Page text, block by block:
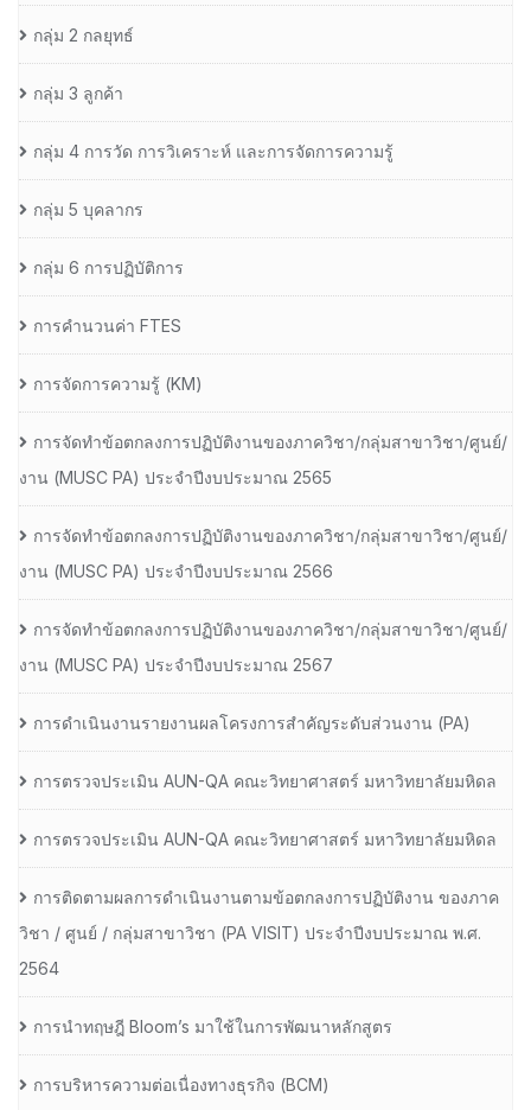
กลุ่ม 2 กลยุทธ์
กลุ่ม 3 ลูกค้า
กลุ่ม 4 การวัด การวิเคราะห์ และการจัดการความรู้
กลุ่ม 5 บุคลากร
กลุ่ม 6 การปฏิบัติการ
การคำนวนค่า FTES
การจัดการความรู้ (KM)
การจัดทำข้อตกลงการปฏิบัติงานของภาควิชา/กลุ่มสาขาวิชา/ศูนย์/
งาน (MUSC PA) ประจำปีงบประมาณ 2565
การจัดทำข้อตกลงการปฏิบัติงานของภาควิชา/กลุ่มสาขาวิชา/ศูนย์/
งาน (MUSC PA) ประจำปีงบประมาณ 2566
การจัดทำข้อตกลงการปฏิบัติงานของภาควิชา/กลุ่มสาขาวิชา/ศูนย์/
งาน (MUSC PA) ประจำปีงบประมาณ 2567
การดำเนินงานรายงานผลโครงการสำคัญระดับส่วนงาน (PA)
การตรวจประเมิน AUN-QA คณะวิทยาศาสตร์ มหาวิทยาลัยมหิดล
การตรวจประเมิน AUN-QA คณะวิทยาศาสตร์ มหาวิทยาลัยมหิดล
การติดตามผลการดำเนินงานตามข้อตกลงการปฏิบัติงาน ของภาค
วิชา / ศูนย์ / กลุ่มสาขาวิชา (PA VISIT) ประจำปีงบประมาณ พ.ศ.​
2564
การนำทฤษฎี Bloom’s มาใช้ในการพัฒนาหลักสูตร
การบริหารความต่อเนื่องทางธุรกิจ (BCM)